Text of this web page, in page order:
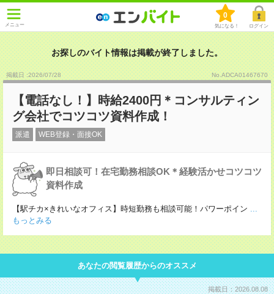
メニュー
0
気になる！ ログイン
お探しのバイト情報は掲載が終了しました。
掲載日 :2026/07/28 No.ADCA01467670
【電話なし！】時給2400円＊コンサルティン
グ会社でコツコツ資料作成！
派遣 WEB登録・面接OK
即日相談可！在宅勤務相談OK＊経験活かせコツコツ
資料作成
【駅チカ×きれいなオフィス】時短勤務も相談可能！パワーポイン ...
もっとみる
あなたの閲覧履歴からのオススメ
掲載日：2026.08.08